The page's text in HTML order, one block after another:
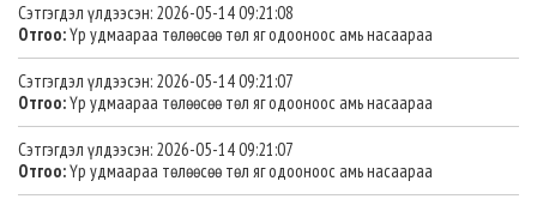
Сэтгэгдэл үлдээсэн: 2026-05-14 09:21:08
Отгоо:Үр удмаараа төлөөсөө төл яг одооноос амь насаараа
Сэтгэгдэл үлдээсэн: 2026-05-14 09:21:07
Отгоо:Үр удмаараа төлөөсөө төл яг одооноос амь насаараа
Сэтгэгдэл үлдээсэн: 2026-05-14 09:21:07
Отгоо:Үр удмаараа төлөөсөө төл яг одооноос амь насаараа